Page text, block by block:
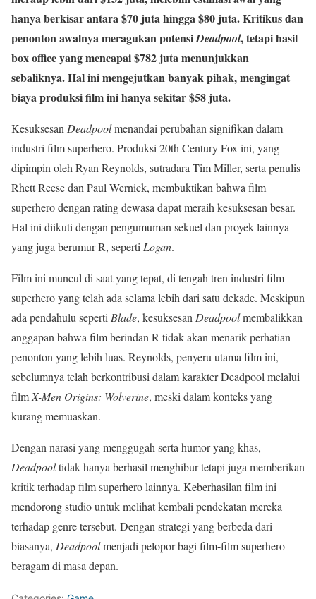
hanya berkisar antara $70 juta hingga $80 juta. Kritikus dan
penonton awalnya meragukan potensiDeadpool, tetapi hasil
box office yang mencapai $782 juta menunjukkan
sebaliknya. Hal ini mengejutkan banyak pihak, mengingat
biaya produksi film ini hanya sekitar $58 juta.
KesuksesanDeadpoolmenandai perubahan signifikan dalam
industri film superhero. Produksi 20th Century Fox ini, yang
dipimpin oleh Ryan Reynolds, sutradara Tim Miller, serta penulis
Rhett Reese dan Paul Wernick, membuktikan bahwa film
superhero dengan rating dewasa dapat meraih kesuksesan besar.
Hal ini diikuti dengan pengumuman sekuel dan proyek lainnya
yang juga berumur R, sepertiLogan.
Film ini muncul di saat yang tepat, di tengah tren industri film
superhero yang telah ada selama lebih dari satu dekade. Meskipun
ada pendahulu sepertiBlade, kesuksesanDeadpoolmembalikkan
anggapan bahwa film berindan R tidak akan menarik perhatian
penonton yang lebih luas. Reynolds, penyeru utama film ini,
sebelumnya telah berkontribusi dalam karakter Deadpool melalui
filmX-Men Origins: Wolverine, meski dalam konteks yang
kurang memuaskan.
Dengan narasi yang menggugah serta humor yang khas,
Deadpooltidak hanya berhasil menghibur tetapi juga memberikan
kritik terhadap film superhero lainnya. Keberhasilan film ini
mendorong studio untuk melihat kembali pendekatan mereka
terhadap genre tersebut. Dengan strategi yang berbeda dari
biasanya, Deadpoolmenjadi pelopor bagi film-film superhero
beragam di masa depan.